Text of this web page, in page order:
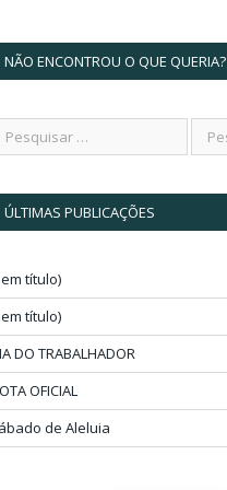
NÃO ENCONTROU O QUE QUERIA?
ÚLTIMAS PUBLICAÇÕES
título)
título)
DO TRABALHADOR
OFICIAL
de Aleluia